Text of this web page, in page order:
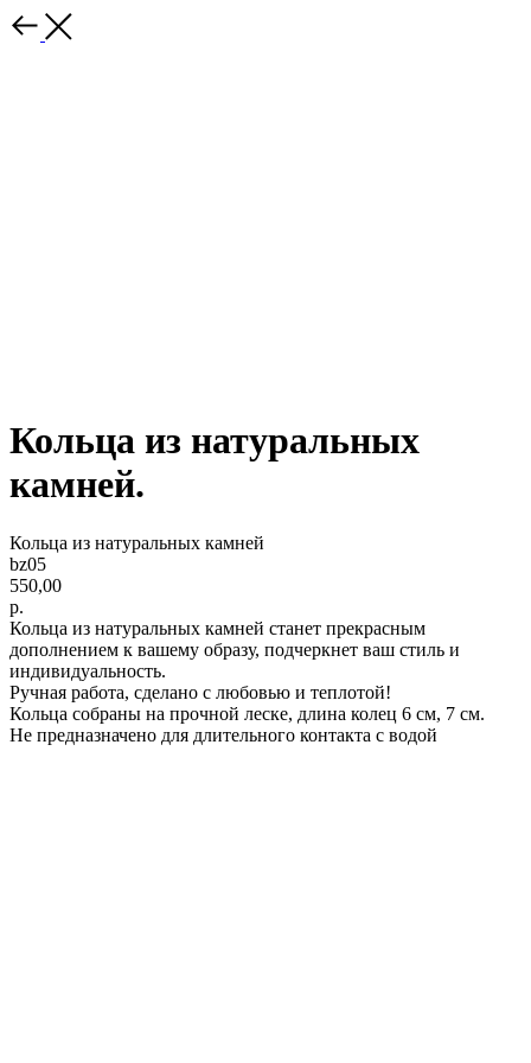
Кольца из натуральных
камней.
Кольца из натуральных камней
bz05
550,00
р.
Кольца из натуральных камней станет прекрасным
дополнением к вашему образу, подчеркнет ваш стиль и
индивидуальность.
Ручная работа, сделано с любовью и теплотой!
Кольца собраны на прочной леске, длина колец 6 см, 7 см.
Не предназначено для длительного контакта с водой